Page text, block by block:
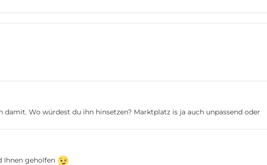
Wo würdest du ihn hinsetzen? Marktplatz is ja auch unpassend oder
Ihnen geholfen